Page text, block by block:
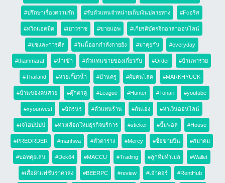
#ปรึกษาเรื่องความรัก #รับตัวแทนจำหน่ายเก็บเงินปลายทาง #Fcอริส
#ทวิตแอคมืด #เยาวราช #ขายแอพ #เกียรติบัตรจิตอาสาออนไลน์
#มชและการดีล #วันนี้ออกกำลังกายยัง #มาคุยกัน #everyday
#thammarat #นำเข้า #ตัวเเทนขายของเกี่ยวกับ #Order #บ้านพารวย
#Thailand #หวยเกี๊ยวน้ำ #บ้านครู #ผับคนโสด #MARKHYUCK
#บ้านของคนสวย #ตุ๊กตาคู่ #League #Hunter #Tonari #youtube
#xyourwest #บัตรนร #ตัวแทนร้าน #กันเอง #หาเงินออนไลน์
#เจโฮปปปป #ทางเลือกใหม่ธุรกิจบริการ #sticker #ปั๊มฟอล #House
#PREORDER #manhwa #หัวตาราง #Mercy #ซื้อขายปืน #สมาคม
#บอทคุยเล่น #Dek64 #MACCU #Trading #ลูกทีมทำเมล #Wallet
#เสื้อผ้าแฟชั่นราคาส่ง #BEERPC #review #เอ้าดอร์ #RentHub